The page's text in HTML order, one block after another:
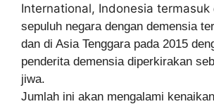
International, Indonesia termasuk
sepuluh negara dengan demensia
dan di Asia Tenggara pada 2015
penderita demensia diperkirakan
jiwa.
Jumlah ini akan mengalami